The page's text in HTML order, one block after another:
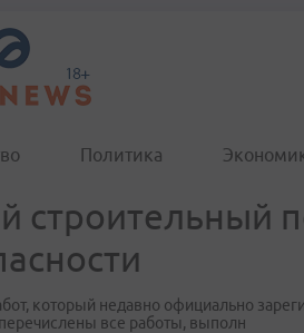
Политика
строительный
который недавно официально
все работы, выполн